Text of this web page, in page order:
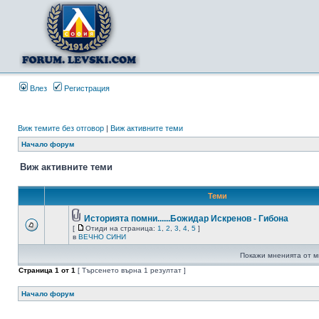
Влез Регистрация
Виж темите без отговор | Виж активните теми
Начало форум
Виж активните теми
Теми
Историята помни......Божидар Искренов - Гибона
[ Отиди на страница: 1 2 3 4 5 ]
в ВЕЧНО СИНИ
Покажи мненията от
Страница 1 от 1 [ Търсенето върна 1 резултат ]
Начало форум